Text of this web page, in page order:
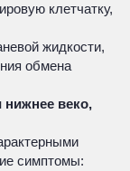
клетчатку,
жидкости,
обмена
нижнее веко,
симптомы: